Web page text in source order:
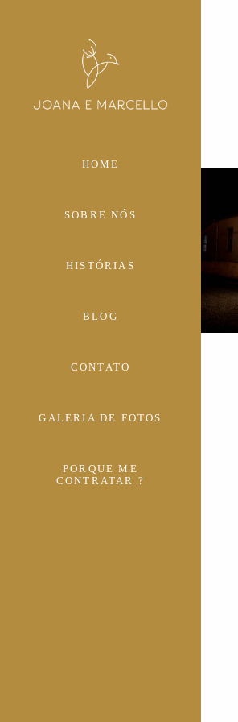
HOME
SOBRE NÓS
HISTÓRIAS
BLOG
CONTATO
GALERIA DE FOTOS
PORQUE ME
CONTRATAR ?